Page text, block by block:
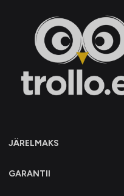
JÄRELMAKS
GARANTII